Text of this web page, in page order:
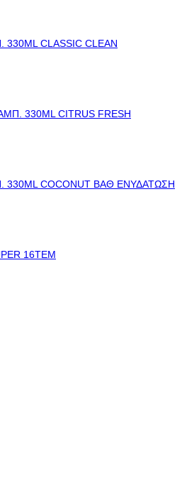
CLASSIC CLEAN
330ML CITRUS FRESH
330ML COCONUT ΒΑΘ ΕΝΥΔΑΤΩΣΗ
16ΤΕΜ